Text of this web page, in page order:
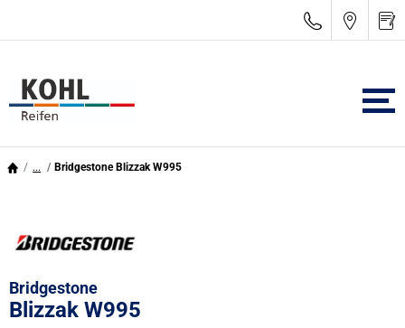
... Bridgestone Blizzak W995
Bridgestone
Blizzak W995